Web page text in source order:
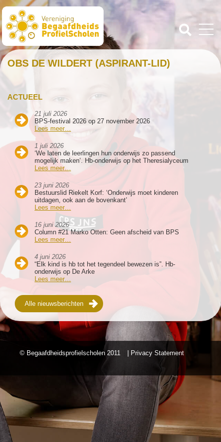
ACTUEEL
21 juli 2026
BPS-festival 2026 op 27 november 2026
Lees meer…
1 juli 2026
‘We laten de leerlingen hun onderwijs zo passend
mogelijk maken’. Hb-onderwijs op het Theresialyceum
Lees meer…
23 juni 2026
Bestuurslid Riekelt Korf: ‘Onderwijs moet kinderen
uitdagen, ook aan de bovenkant’
Lees meer…
16 juni 2026
Column #21 Marko Otten: Geen afscheid van BPS
Lees meer…
4 juni 2026
“Elk kind is hb tot het tegendeel bewezen is”. Hb-
onderwijs op De Arke
Lees meer…
Alle nieuwsberichten
OBS DE WILDERT (ASPIRANT-LID)
© Begaafdheidsprofielscholen 2011 | Privacy Statement